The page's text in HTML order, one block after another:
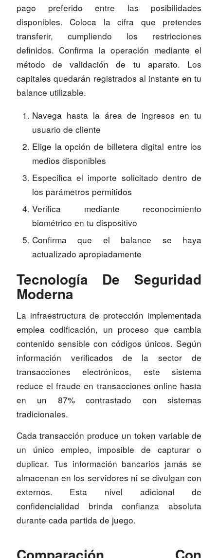
pago preferido entre las posibilidades
disponibles. Coloca la cifra que pretendes
transferir, cumpliendo los restricciones
definidos. Confirma la operación mediante el
método de validación de tu aparato. Los
capitales quedarán registrados al instante en tu
balance utilizable.
Navega hasta la área de ingresos en tu
usuario de cliente
Elige la opción de billetera digital entre los
medios disponibles
Especifica el importe solicitado dentro de
los parámetros permitidos
Verifica mediante reconocimiento
biométrico en tu dispositivo
Confirma que el balance se haya
actualizado apropiadamente
Tecnología De Seguridad
Moderna
La infraestructura de protección implementada
emplea codificación, un proceso que cambia
contenido sensible con códigos únicos. Según
información verificados de la sector de
transacciones electrónicos, este sistema
reduce el fraude en transacciones online hasta
en un 87% contrastado con sistemas
tradicionales.
Cada transacción produce un token variable de
un único empleo, imposible de capturar o
duplicar. Tus información bancarios jamás se
almacenan en los servidores ni se divulgan con
externos. Esta nivel adicional de
confidencialidad brinda confianza absoluta
durante cada partida de juego.